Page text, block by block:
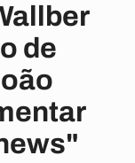
de